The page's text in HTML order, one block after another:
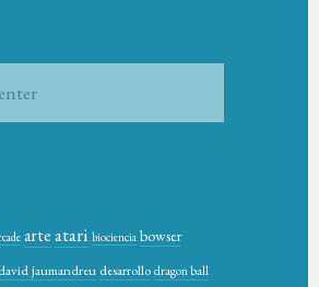
arteatari biociencia bowser
david jaumandreu desarrollodragon ball